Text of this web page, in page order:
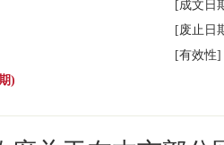
[成文日
[废止日
[有效性]
)